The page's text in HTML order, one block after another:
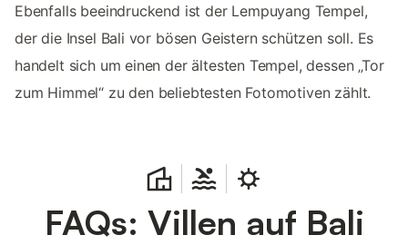
Ebenfalls beeindruckend ist der Lempuyang Tempel,
der die Insel Bali vor bösen Geistern schützen soll. Es
handelt sich um einen der ältesten Tempel, dessen „Tor
zum Himmel“ zu den beliebtesten Fotomotiven zählt.
FAQs: Villen auf Bali